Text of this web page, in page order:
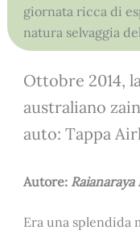
giornata ricca di
natura selvaggia
Ottobre 2014,
australiano
auto: Tappa
Autore:
Era una splendida